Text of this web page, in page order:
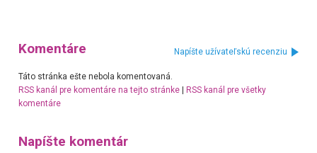
Komentáre Napíšte užívateľskú recenziu
Táto stránka ešte nebola komentovaná.
RSS kanál pre komentáre na tejto stránke| RSS kanál pre všetky
komentáre
Napíšte komentár